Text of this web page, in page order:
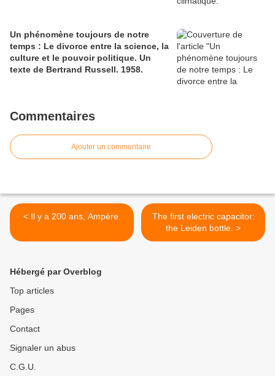
Un phénomène toujours de notre
temps : Le divorce entre la science, la
culture et le pouvoir politique. Un
texte de Bertrand Russell. 1958.
Commentaires
Ajouter un commentaire
< Il y a 200 ans, Ampère.
The first electric capacitor:
the Leiden bottle. >
Hébergé par Overblog
Top articles
Pages
Contact
Signaler un abus
C.G.U.